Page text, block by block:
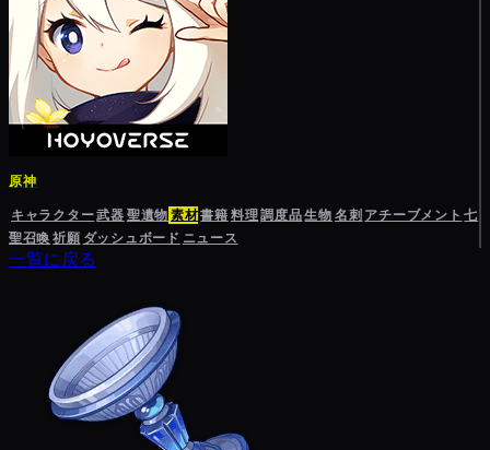
原神
キャラクター武器聖遺物素材書籍料理調度品生物名刺 アチーブメント 七
聖召喚祈願 ダッシュボード ニュース
一覧に戻る